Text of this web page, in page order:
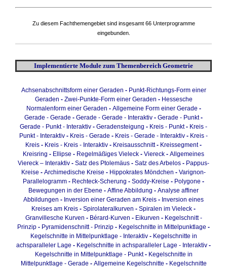
Zu diesem Fachthemengebiet sind insgesamt 66 Unterprogramme
eingebunden.
Implementierte Module zum Themenbereich Geometrie
Achsenabschnittsform einer Geraden - Punkt-Richtungs-Form einer
Geraden - Zwei-Punkte-Form einer Geraden - Hessesche
Normalenform einer Geraden - Allgemeine Form einer Gerade -
Gerade - Gerade - Gerade - Gerade - Interaktiv - Gerade - Punkt-
Gerade - Punkt - Interaktiv - Geradensteigung - Kreis - Punkt- Kreis -
Punkt - Interaktiv - Kreis - Gerade - Kreis - Gerade - Interaktiv - Kreis -
Kreis - Kreis - Kreis - Interaktiv - Kreisausschnitt- Kreissegment-
Kreisring - Ellipse - Regelmäßiges Vieleck - Viereck - Allgemeines
Viereck – Interaktiv - Satz des Ptolemäus - Satz des Arbelos - Pappus-
Kreise - Archimedische Kreise - Hippokrates Möndchen - Varignon-
Parallelogramm - Rechteck-Scherung - Soddy-Kreise - Polygone -
Bewegungen in der Ebene - Affine Abbildung - Analyse affiner
Abbildungen - Inversion einer Geraden am Kreis - Inversion eines
Kreises am Kreis - Spirolateralkurven - Spiralen im Vieleck -
Granvillesche Kurven - Bérard-Kurven - Eikurven - Kegelschnitt -
Prinzip - Pyramidenschnitt - Prinzip - Kegelschnitte in Mittelpunktlage -
Kegelschnitte in Mittelpunktlage - Interaktiv- Kegelschnitte in
achsparalleler Lage - Kegelschnitte in achsparalleler Lage - Interaktiv -
Kegelschnitte in Mittelpunktlage - Punkt- Kegelschnitte in
Mittelpunktlage - Gerade - Allgemeine Kegelschnitte - Kegelschnitte